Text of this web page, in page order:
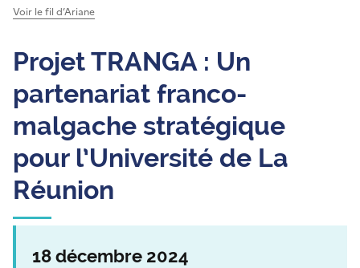
Voir le fil d’Ariane
Projet TRANGA : Un
partenariat franco-
malgache stratégique
pour l’Université de La
Réunion
18 décembre 2024